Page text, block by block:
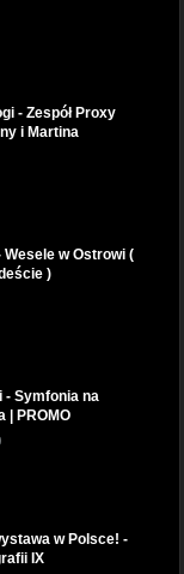
- Zespół Proxy
i Martina
Wesele w Ostrowi (
)
- Symfonia na
| PROMO
w Polsce! -
IX